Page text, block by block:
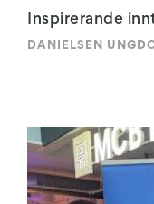
Inspirerande
DANIELSEN